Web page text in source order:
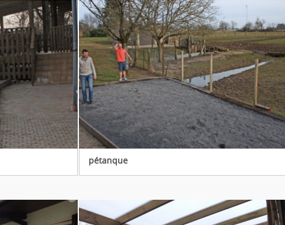
pétanque